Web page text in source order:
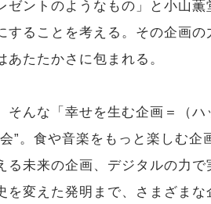
ゼントのようなもの」と小山
することを考える。その企画
あたたかさに包まれる。
そんな「幸せを生む企画＝（
”。食や音楽をもっと楽しむ
る未来の企画、デジタルの力
を変えた発明まで、さまざま